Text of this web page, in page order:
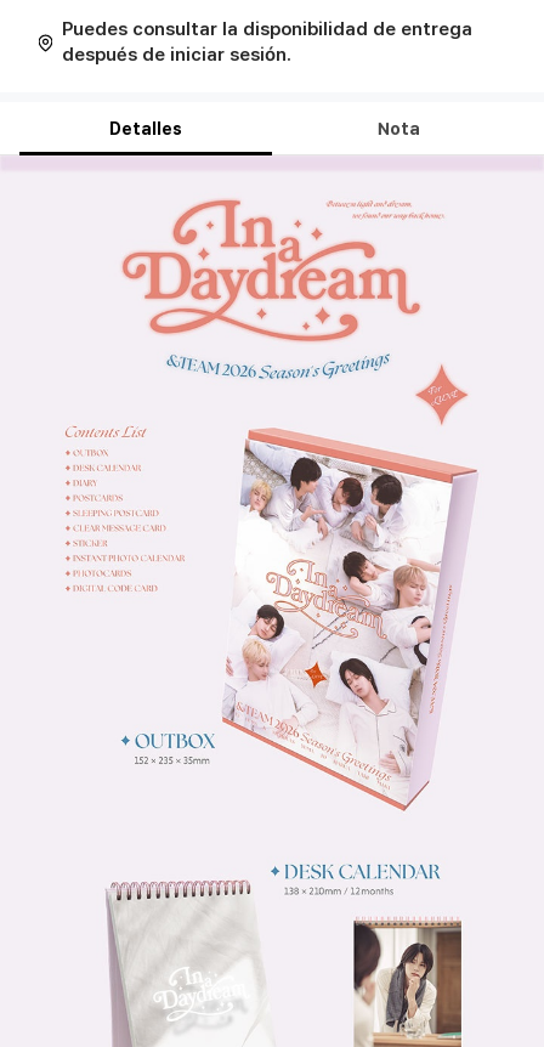
Puedes consultar la disponibilidad de entrega
después de iniciar sesión.
Detalles Nota